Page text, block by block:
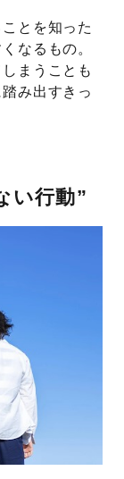
とを知った
なるもの。
まうことも
み出すきっ
い行動”